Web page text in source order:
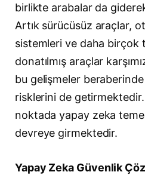
birlikte arabalar da
Artık sürücüsüz araçlar,
sistemleri ve daha birçok
donatılmış araçlar
bu gelişmeler
risklerini de
noktada yapay zeka
devreye girmektedir.
Yapay Zeka Güvenlik